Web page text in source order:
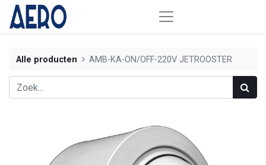
Alle producten AMB-KA-ON/OFF-220V JETROOSTER